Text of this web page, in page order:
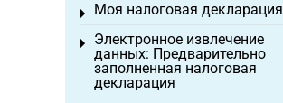
Моя налоговая декларация
Toggle menu
Электронное извлечение
данных: Предварительно
заполненная налоговая
декларация
Toggle menu